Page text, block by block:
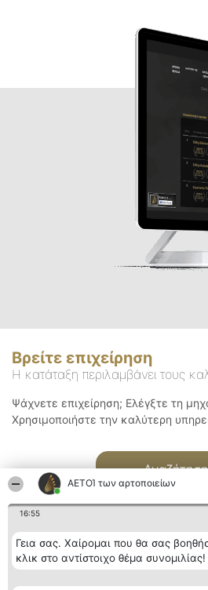
ΑΕΤΟΊ των αρτοποιείων
16:55
Γεια σας. Χαίρομαι που θα σας
κλικ στο αντίστοιχο θέμα
Βρείτε επιχείρηση
Η κατάταξη περιλαμβάνει τους
Ψάχνετε επιχείρηση; Ελέγξτε τη
Χρησιμοποιήστε την καλύτερη
Αναζήτηση
Διοργανωτής της
Κατάταξη